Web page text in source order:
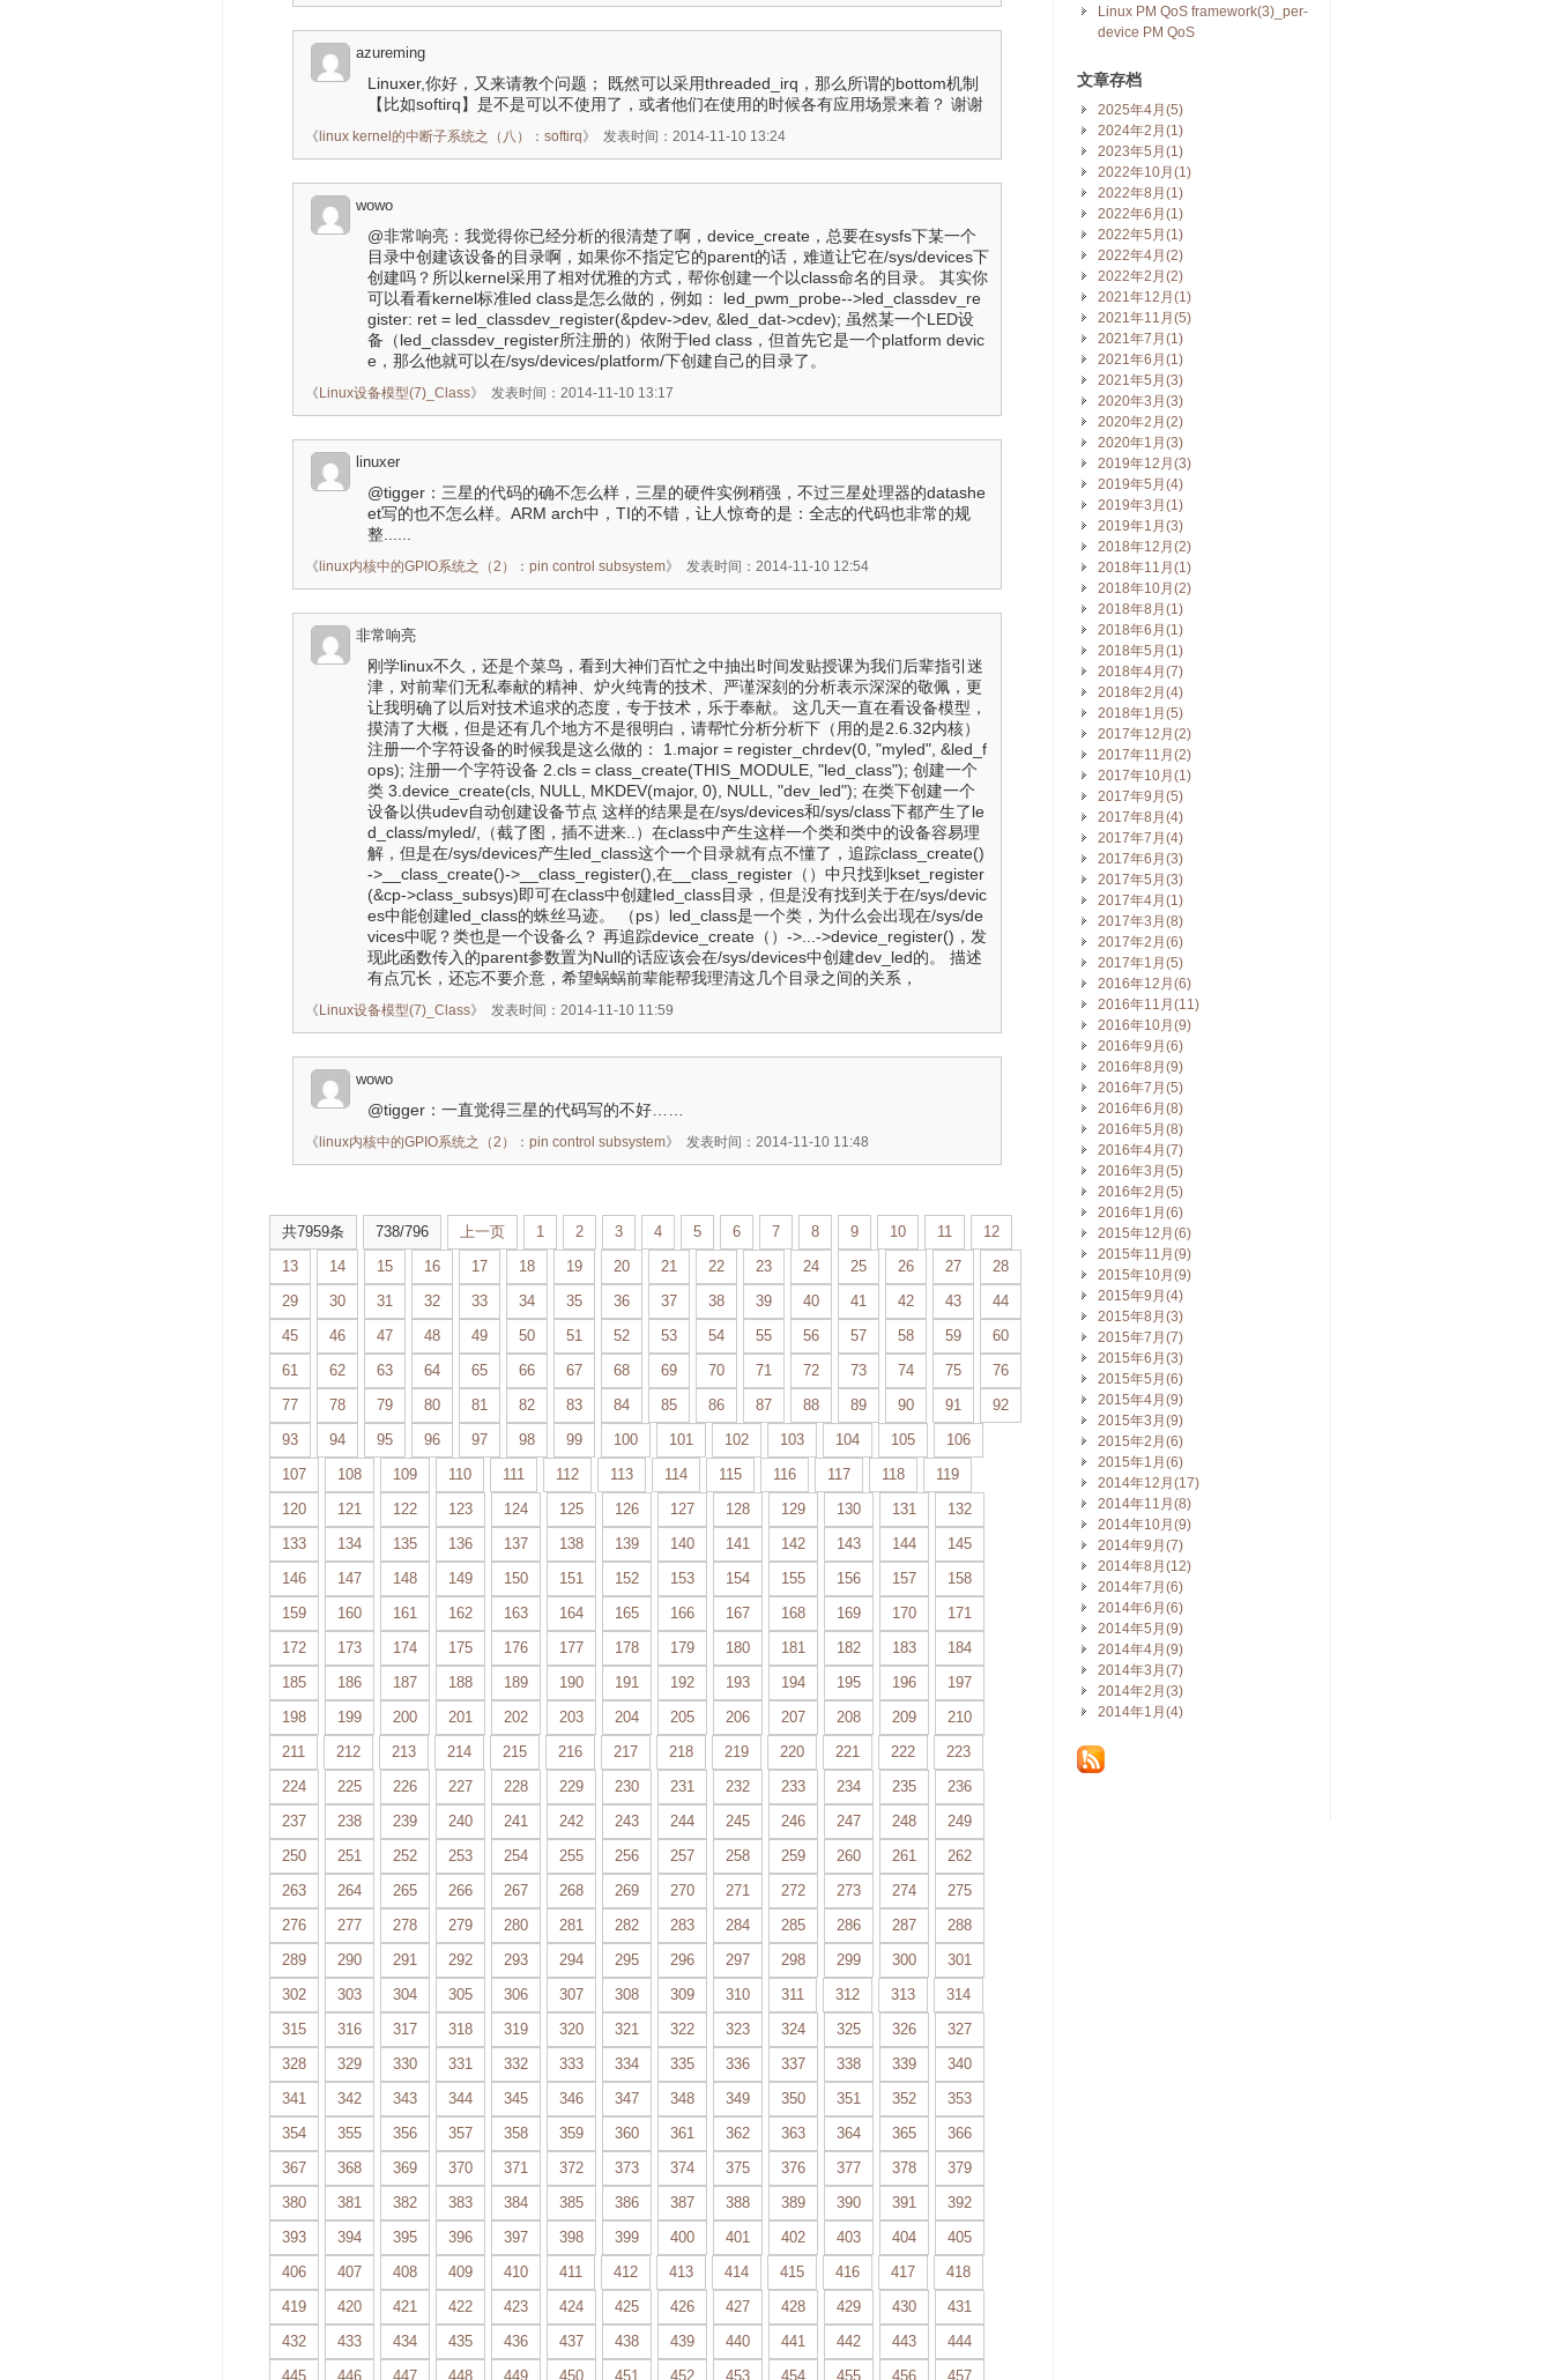
azureming
Linuxer,你好，又来请教个问题； 既然可以采用threaded_irq，那么所谓的bottom机制
【比如softirq】是不是可以不使用了，或者他们在使用的时候各有应用场景来着？ 谢谢
《 linux kernel的中断子系统之（八）：softirq》 发表时间：2014-11-10 13:24
wowo
@非常响亮：我觉得你已经分析的很清楚了啊，device_create，总要在sysfs下某一个
目录中创建该设备的目录啊，如果你不指定它的parent的话，难道让它在/sys/devices下
创建吗？所以kernel采用了相对优雅的方式，帮你创建一个以class命名的目录。 其实你
可以看看kernel标准led class是怎么做的，例如： led_pwm_probe-->led_classdev_re
gister: ret = led_classdev_register(&pdev->dev, &led_dat->cdev); 虽然某一个LED设
备（led_classdev_register所注册的）依附于led class，但首先它是一个platform devic
e，那么他就可以在/sys/devices/platform/下创建自己的目录了。
《 Linux设备模型(7)_Class》 发表时间：2014-11-10 13:17
linuxer
@tigger：三星的代码的确不怎么样，三星的硬件实例稍强，不过三星处理器的datashe
et写的也不怎么样。ARM arch中，TI的不错，让人惊奇的是：全志的代码也非常的规
整......
《 linux内核中的GPIO系统之（2）：pin control subsystem》 发表时间：2014-11-10 12:54
非常响亮
刚学linux不久，还是个菜鸟，看到大神们百忙之中抽出时间发贴授课为我们后辈指引迷
津，对前辈们无私奉献的精神、炉火纯青的技术、严谨深刻的分析表示深深的敬佩，更
让我明确了以后对技术追求的态度，专于技术，乐于奉献。 这几天一直在看设备模型，
摸清了大概，但是还有几个地方不是很明白，请帮忙分析分析下（用的是2.6.32内核）
注册一个字符设备的时候我是这么做的： 1.major = register_chrdev(0, "myled", &led_f
ops); 注册一个字符设备 2.cls = class_create(THIS_MODULE, "led_class"); 创建一个
类 3.device_create(cls, NULL, MKDEV(major, 0), NULL, "dev_led"); 在类下创建一个
设备以供udev自动创建设备节点 这样的结果是在/sys/devices和/sys/class下都产生了le
d_class/myled/,（截了图，插不进来..）在class中产生这样一个类和类中的设备容易理
解，但是在/sys/devices产生led_class这个一个目录就有点不懂了，追踪class_create()
->__class_create()->__class_register(),在__class_register（）中只找到kset_register
(&cp->class_subsys)即可在class中创建led_class目录，但是没有找到关于在/sys/devic
es中能创建led_class的蛛丝马迹。 （ps）led_class是一个类，为什么会出现在/sys/de
vices中呢？类也是一个设备么？ 再追踪device_create（）->...->device_register()，发
现此函数传入的parent参数置为Null的话应该会在/sys/devices中创建dev_led的。 描述
有点冗长，还忘不要介意，希望蜗蜗前辈能帮我理清这几个目录之间的关系，
《 Linux设备模型(7)_Class》 发表时间：2014-11-10 11:59
wowo
@tigger：一直觉得三星的代码写的不好……
《 linux内核中的GPIO系统之（2）：pin control subsystem》 发表时间：2014-11-10 11:48
共7959条 738/796 上一页 1 2 3 4 5 6 7 8 9 10 11
12
13
14 15 16 17 18 19 20 21 22 23 24 25 26 27
28
29
30 31 32 33 34 35 36 37 38 39 40 41 42 43
44
45
46 47 48 49 50 51 52 53 54 55 56 57 58 59
60
61
62 63 64 65 66 67 68 69 70 71 72 73 74 75
76
77
78 79 80 81 82 83 84 85 86 87 88 89 90 91
92
93
94 95 96 97 98 99 100 101 102 103 104 105
106
107
108 109 110 111 112 113 114 115 116 117 118
119
120
121 122 123 124 125 126 127 128 129 130 131
132
133
134 135 136 137 138 139 140 141 142 143 144
145
146
147 148 149 150 151 152 153 154 155 156 157
158
159
160 161 162 163 164 165 166 167 168 169 170
171
172
173 174 175 176 177 178 179 180 181 182 183
184
185
186 187 188 189 190 191 192 193 194 195 196
197
198
199 200 201 202 203 204 205 206 207 208 209
210
211
212 213 214 215 216 217 218 219 220 221 222
223
224
225 226 227 228 229 230 231 232 233 234 235
236
237
238 239 240 241 242 243 244 245 246 247 248
249
250
251 252 253 254 255 256 257 258 259 260 261
262
263
264 265 266 267 268 269 270 271 272 273 274
275
276
277 278 279 280 281 282 283 284 285 286 287
288
289
290 291 292 293 294 295 296 297 298 299 300
301
302
303 304 305 306 307 308 309 310 311 312 313
314
315
316 317 318 319 320 321 322 323 324 325 326
327
328
329 330 331 332 333 334 335 336 337 338 339
340
341
342 343 344 345 346 347 348 349 350 351 352
353
354
355 356 357 358 359 360 361 362 363 364 365
366
367
368 369 370 371 372 373 374 375 376 377 378
379
380
381 382 383 384 385 386 387 388 389 390 391
392
393
394 395 396 397 398 399 400 401 402 403 404
405
406
407 408 409 410 411 412 413 414 415 416 417
418
419
420 421 422 423 424 425 426 427 428 429 430
431
432
433 434 435 436 437 438 439 440 441 442 443
444
445
446 447 448 449 450 451 452 453 454 455 456 457
Linux PM QoS framework(3)_per-
device PM QoS
文章存档
2025年4月(5)
2024年2月(1)
2023年5月(1)
2022年10月(1)
2022年8月(1)
2022年6月(1)
2022年5月(1)
2022年4月(2)
2022年2月(2)
2021年12月(1)
2021年11月(5)
2021年7月(1)
2021年6月(1)
2021年5月(3)
2020年3月(3)
2020年2月(2)
2020年1月(3)
2019年12月(3)
2019年5月(4)
2019年3月(1)
2019年1月(3)
2018年12月(2)
2018年11月(1)
2018年10月(2)
2018年8月(1)
2018年6月(1)
2018年5月(1)
2018年4月(7)
2018年2月(4)
2018年1月(5)
2017年12月(2)
2017年11月(2)
2017年10月(1)
2017年9月(5)
2017年8月(4)
2017年7月(4)
2017年6月(3)
2017年5月(3)
2017年4月(1)
2017年3月(8)
2017年2月(6)
2017年1月(5)
2016年12月(6)
2016年11月(11)
2016年10月(9)
2016年9月(6)
2016年8月(9)
2016年7月(5)
2016年6月(8)
2016年5月(8)
2016年4月(7)
2016年3月(5)
2016年2月(5)
2016年1月(6)
2015年12月(6)
2015年11月(9)
2015年10月(9)
2015年9月(4)
2015年8月(3)
2015年7月(7)
2015年6月(3)
2015年5月(6)
2015年4月(9)
2015年3月(9)
2015年2月(6)
2015年1月(6)
2014年12月(17)
2014年11月(8)
2014年10月(9)
2014年9月(7)
2014年8月(12)
2014年7月(6)
2014年6月(6)
2014年5月(9)
2014年4月(9)
2014年3月(7)
2014年2月(3)
2014年1月(4)